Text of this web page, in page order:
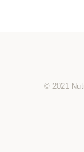
© 2021